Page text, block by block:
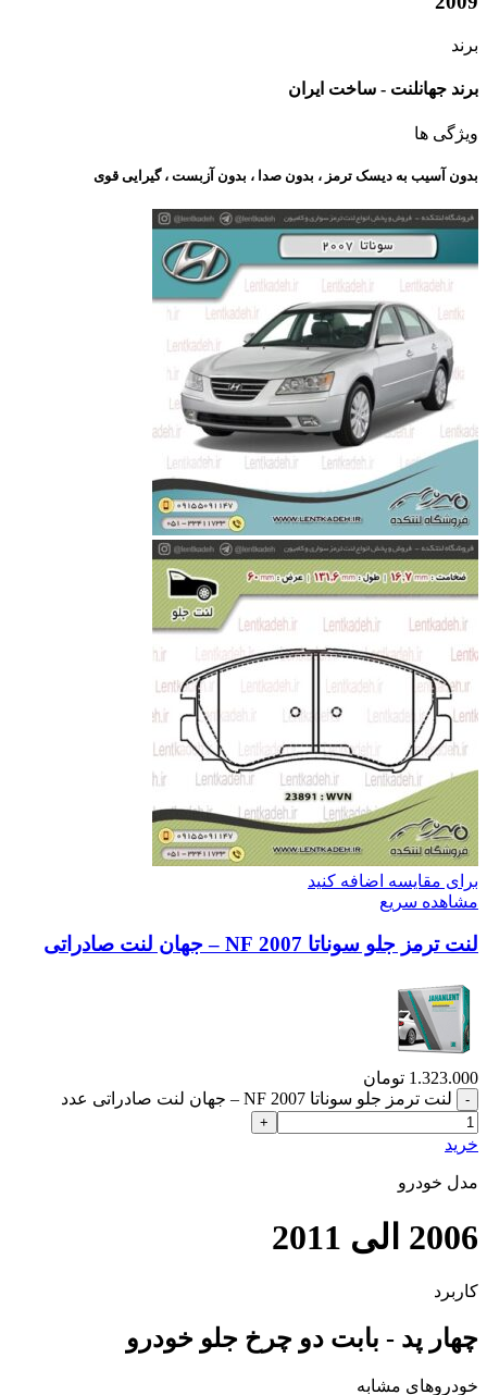
برند
برند جهانلنت - ساخت ایران
ویژگی ها
بدون آسیب به دیسک ترمز ، بدون صدا ، بدون آزبست ، گیرایی قوی​
برای مقایسه اضافه کنید
مشاهده سریع
لنت ترمز جلو سوناتا 2007 NF – جهان لنت صادراتی
1.323.000 تومان
لنت ترمز جلو سوناتا 2007 NF – جهان لنت صادراتی عدد
خرید
مدل خودرو
2006 الی 2011
کاربرد
چهار پد - بابت دو چرخ جلو خودرو
خودروهای مشابه